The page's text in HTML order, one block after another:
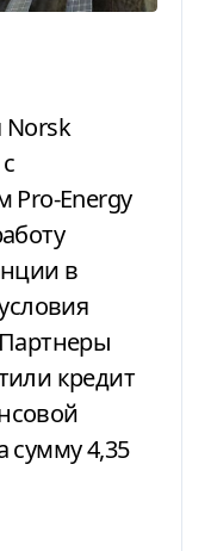
Pro-Energy
в
кредит
сумму 4,35